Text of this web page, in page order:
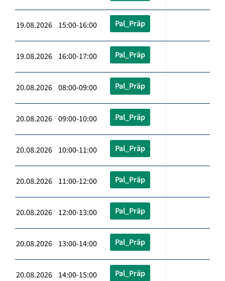
19.08.2026 15:00-16:00 Pal_Präp
19.08.2026 16:00-17:00 Pal_Präp
20.08.2026 08:00-09:00 Pal_Präp
20.08.2026 09:00-10:00 Pal_Präp
20.08.2026 10:00-11:00 Pal_Präp
20.08.2026 11:00-12:00 Pal_Präp
20.08.2026 12:00-13:00 Pal_Präp
20.08.2026 13:00-14:00 Pal_Präp
20.08.2026 14:00-15:00 Pal_Präp